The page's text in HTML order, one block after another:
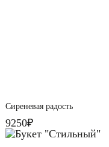
Сиреневая радость
9250₽